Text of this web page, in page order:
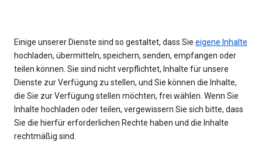
Einige unserer Dienste sind so gestaltet, dass Sie eigene Inhalte
hochladen, übermitteln, speichern, senden, empfangen oder
teilen können. Sie sind nicht verpflichtet, Inhalte für unsere
Dienste zur Verfügung zu stellen, und Sie können die Inhalte,
die Sie zur Verfügung stellen möchten, frei wählen. Wenn Sie
Inhalte hochladen oder teilen, vergewissern Sie sich bitte, dass
Sie die hierfür erforderlichen Rechte haben und die Inhalte
rechtmäßig sind.